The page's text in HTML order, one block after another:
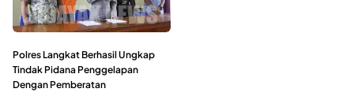
Polres Langkat Berhasil Ungkap
Tindak Pidana Penggelapan
Dengan Pemberatan